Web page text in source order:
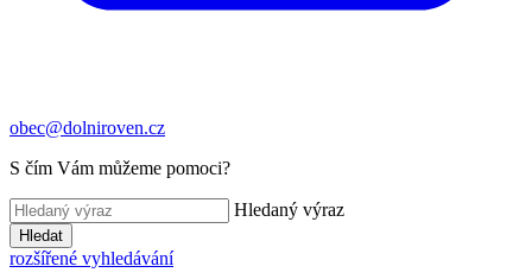
obec@dolniroven.cz
S čím Vám můžeme pomoci?
Hledaný výraz
Hledat
rozšířené vyhledávání